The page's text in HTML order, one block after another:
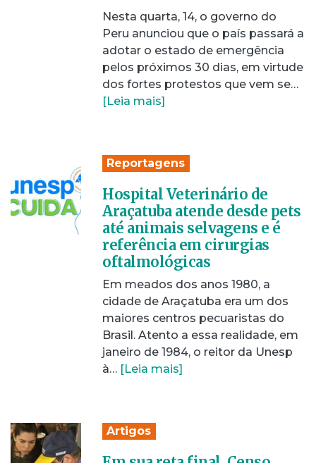
Nesta quarta, 14, o governo do
Peru anunciou que o país passará a
adotar o estado de emergência
pelos próximos 30 dias, em virtude
dos fortes protestos que vem se…
[Leia mais]
Reportagens
Hospital Veterinário de
Araçatuba atende desde pets
até animais selvagens e é
referência em cirurgias
oftalmológicas
Em meados dos anos 1980, a
cidade de Araçatuba era um dos
maiores centros pecuaristas do
Brasil. Atento a essa realidade, em
janeiro de 1984, o reitor da Unesp
à… [Leia mais]
Artigos